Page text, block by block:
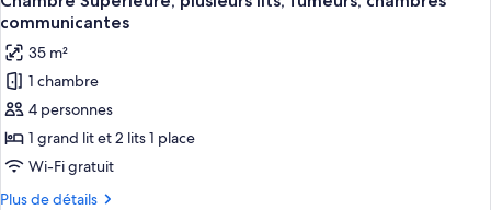
non-
fumeurs
chambre
Supérieure,
plusieurs
lits,
non-
fumeurs
toutes
les
photos
pour
ce
type
de
chambre :
communicantes
35 m²
1 chambre
4 personnes
1 grand lit et 2 lits 1 place
Wi-Fi gratuit
Plus de détails
Plus